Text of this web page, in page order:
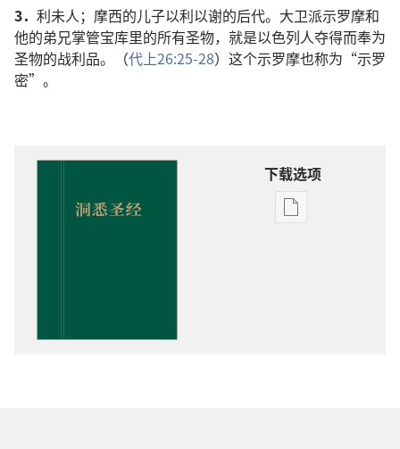
3． 利未人；摩西的儿子以利以谢的后代。大卫派示罗摩和
他的弟兄掌管宝库里的所有圣物，就是以色列人夺得而奉为
圣物的战利品。（代上26:25-28）这个示罗摩也称为“示罗
密”。
下载选项
电